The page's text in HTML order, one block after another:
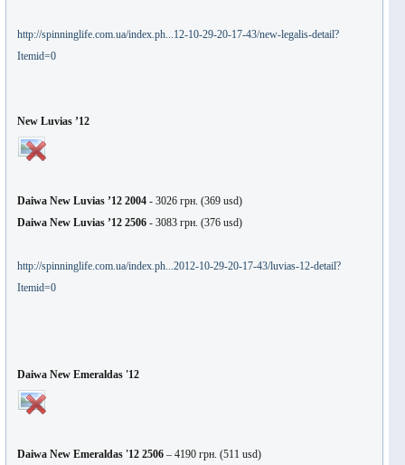
http://spinninglife.com.ua/index.ph...12-10-29-20-17-43/new-legalis-detail?
Itemid=0
New Luvias ’12
Daiwa New Luvias ’12 2004 - 3026 грн. (369 usd)
Daiwa New Luvias ’12 2506 - 3083 грн. (376 usd)
http://spinninglife.com.ua/index.ph...2012-10-29-20-17-43/luvias-12-detail?
Itemid=0
Daiwa New Emeraldas '12
Daiwa New Emeraldas '12 2506 – 4190 грн. (511 usd)